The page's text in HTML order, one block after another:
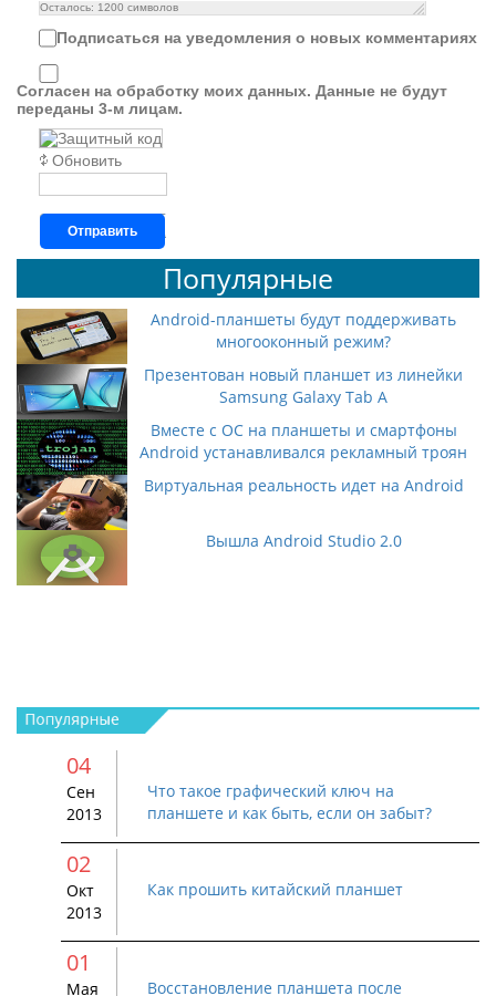
Осталось: 1200 символов
Подписаться на уведомления о новых комментариях
Согласен на обработку моих данных. Данные не будут
переданы 3-м лицам.
Обновить
Отправить
Популярные
Android-планшеты будут поддерживать
многооконный режим?
Презентован новый планшет из линейки
Samsung Galaxy Tab A
Вместе с ОС на планшеты и смартфоны
Android устанавливался рекламный троян
Виртуальная реальность идет на Android
Вышла Android Studio 2.0
04
Сен
2013
Что такое графический ключ на
планшете и как быть, если он забыт?
02
Окт
2013
Как прошить китайский планшет
01
Мая Восстановление планшета после